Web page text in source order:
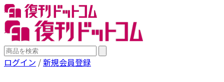
ログイン /新規会員登録